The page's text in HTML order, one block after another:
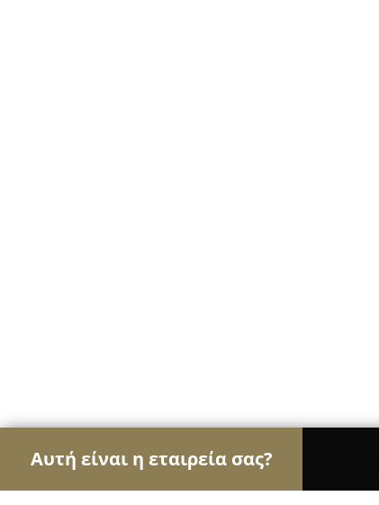
Αυτή είναι η εταιρεία σας?